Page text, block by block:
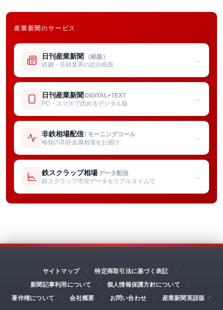
産業新聞のサービス
日刊産業新聞 （紙版）
鉄鋼・非鉄業界の総合紙面
→
日刊産業新聞 DIGITAL+TEXT
PC・スマホで読めるデジタル版
→
非鉄相場配信/ モーニングコール
毎朝の非鉄金属相場をお届け
→
鉄スクラップ相場 データ配信
鉄スクラップ市況データをリアルタイムで
→
サイトマップ
特定商取引法に基づく表記
新聞記事利用について
個人情報保護方針について
著作権について
会社概要 お問い合わせ 産業新聞英語版